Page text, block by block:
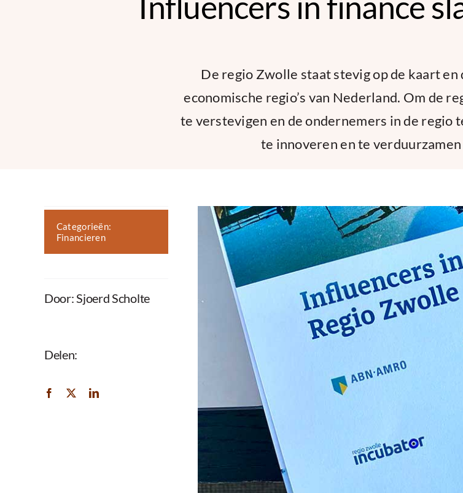
De regio Zwolle staat stevig op de kaart en
economische regio’s van Nederland. Om de
te verstevigen en de ondernemers in de regio
te innoveren en te
Categorieën:
Financieren
Door: Sjoerd Scholte
Delen: